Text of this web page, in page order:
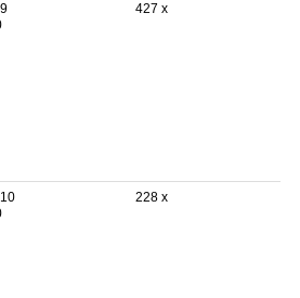
427 x
228 x